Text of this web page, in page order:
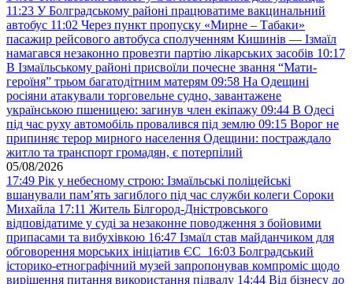
11:23 У Болградському районі працюватиме вакцинальний
автобус 11:02 Через пункт пропуску «Мирне – Табаки»
пасажир рейсового автобуса сполученням Кишинів — Ізмаїл
намагався незаконно провезти партію лікарських засобів 10:17
В Ізмаїльському районі присвоїли почесне звання “Мати-
героїня” трьом багатодітним матерям 09:58 На Одещині
росіяни атакували торговельне судно, завантажене
українською пшеницею: загинув член екіпажу 09:44 В Одесі
під час руху автомобіль провалився під землю 09:15 Ворог не
припиняє терор мирного населення Одещини: постраждало
житло та транспорт громадян, є потерпілий
05/08/2026
17:49 Рік у небесному строю: Ізмаїльські поліцейські
вшанували пам’ять загиблого під час служби колеги Сороки
Михайла 17:11 Житель Білгород-Дністровського
відповідатиме у суді за незаконне поводження з бойовими
припасами та вибухівкою 16:47 Ізмаїл став майданчиком для
обговорення морських ініціатив ЄС 16:03 Болградський
історико-етнографічний музей запропонував компроміс щодо
вирішення питання використання підвалу 14:44 Від бізнесу до